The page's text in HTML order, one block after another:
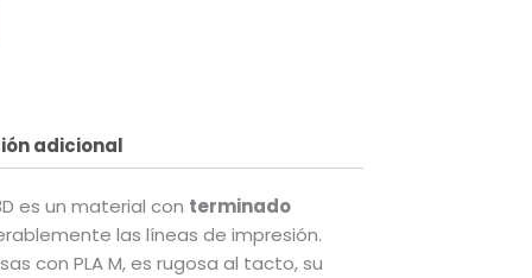
adicional
es un material con terminado
las líneas de impresión.
con PLA M, es rugosa al tacto, su